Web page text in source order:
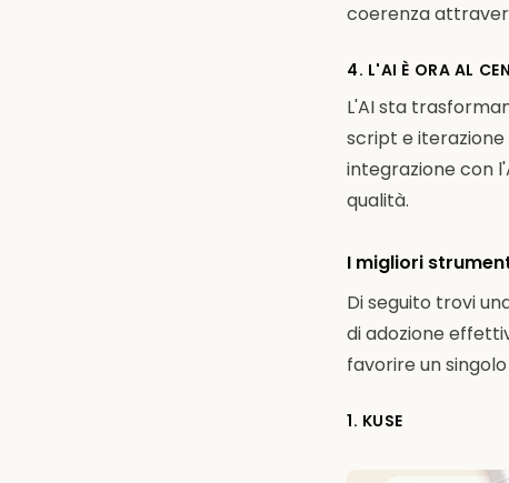
coerenza
4. L'AI È ORA AL
L'AI sta
script e
integrazione con
qualità.
I migliori
Di seguito trovi
di adozione
favorire un
1. KUSE